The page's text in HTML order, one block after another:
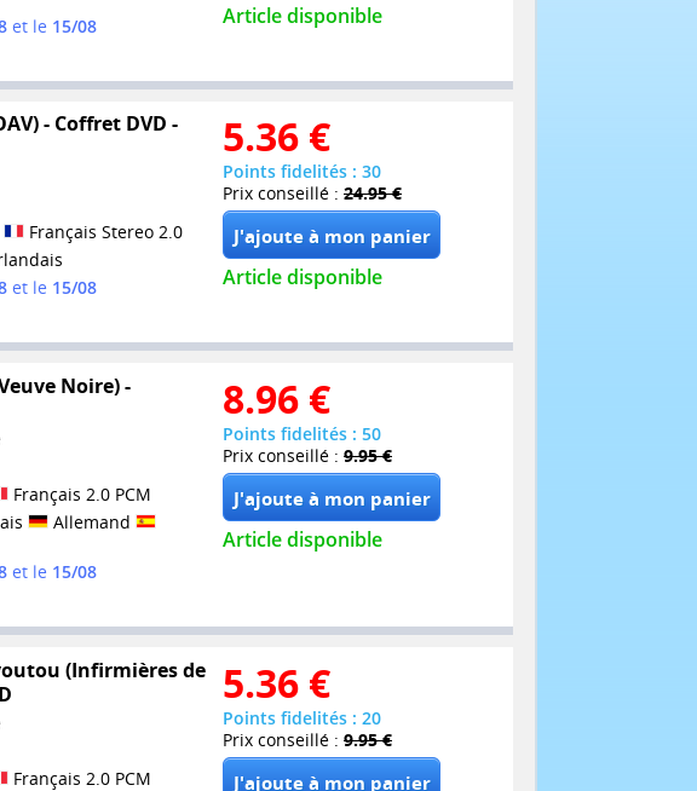
et le 15/08
Article disponible
- Coffret DVD -
Français Stereo 2.0
et le 15/08
5.36 €
Points fidelités : 30
Prix conseillé : 24.95 €
Article disponible
Noire) -
Français 2.0 PCM
Allemand
et le 15/08
8.96 €
Points fidelités : 50
Prix conseillé : 9.95 €
Article disponible
(Infirmières de
Français 2.0 PCM
5.36 €
Points fidelités : 20
Prix conseillé : 9.95 €